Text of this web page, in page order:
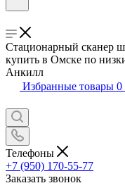
Стационарный сканер
купить в Омске по
Анкилл
Избранные товары 0
Телефоны
+7 (950) 170-55-77
Заказать звонок